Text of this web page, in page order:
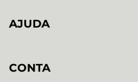
AJUDA
CONTA